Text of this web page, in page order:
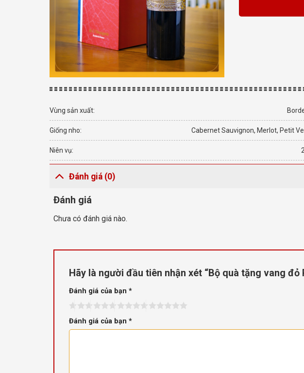
Vùng sản xuất:
Giống nho: Cabernet Sauvignon, Merlot, Petit
Niên vụ:
Đánh giá (0)
Đánh giá
Chưa có đánh giá nào.
Hãy là người đầu tiên nhận xét “Bộ quà tặng vang đỏ
Đánh giá của bạn *
Đánh giá của bạn *